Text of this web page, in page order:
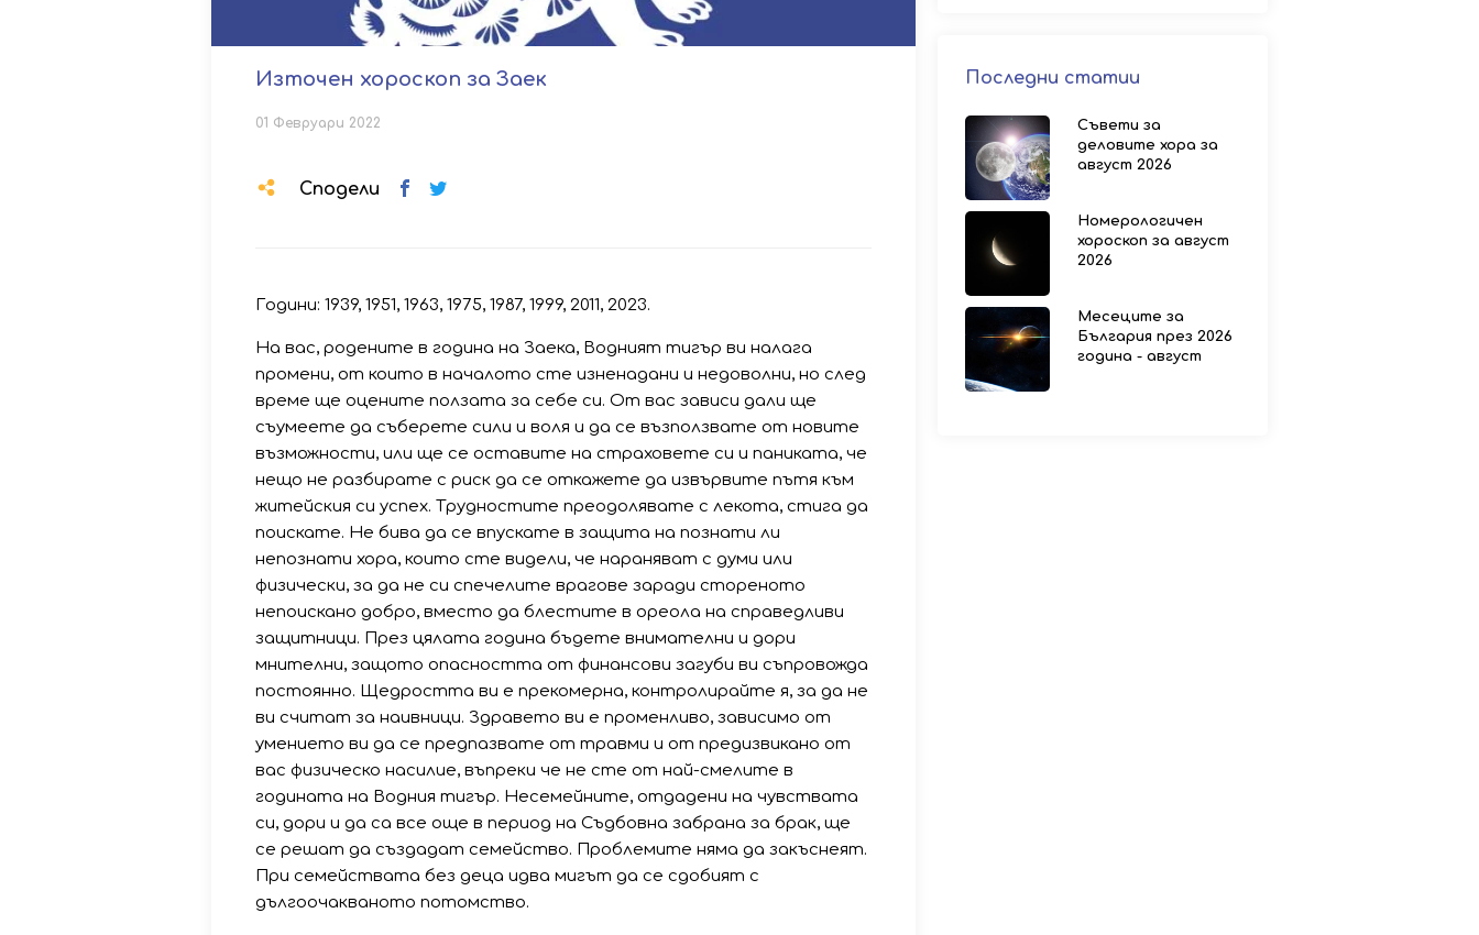
Източен хороскоп за Заек
01 Февруари 2022
Сподели
Години: 1939, 1951, 1963, 1975, 1987, 1999, 2011, 2023.
На вас, родените в година на Заека, Водният тигър ви налага
промени, от които в началото сте изненадани и недоволни, но след
време ще оцените ползата за себе си. От вас зависи дали ще
съумеете да съберете сили и воля и да се възползвате от новите
възможности, или ще се оставите на страховете си и паниката, че
нещо не разбирате с риск да се откажете да извървите пътя към
житейския си успех. Трудностите преодолявате с лекота, стига да
поискате. Не бива да се впускате в защита на познати ли
непознати хора, които сте видели, че нараняват с думи или
физически, за да не си спечелите врагове заради стореното
непоискано добро, вместо да блестите в ореола на справедливи
защитници. През цялата година бъдете внимателни и дори
мнителни, защото опасността от финансови загуби ви съпровожда
постоянно. Щедростта ви е прекомерна, контролирайте я, за да не
ви считат за наивници. Здравето ви е променливо, зависимо от
умението ви да се предпазвате от травми и от предизвикано от
вас физическо насилие, въпреки че не сте от най-смелите в
годината на Водния тигър. Несемейните, отдадени на чувствата
си, дори и да са все още в период на Съдбовна забрана за брак, ще
се решат да създадат семейство. Проблемите няма да закъснеят.
При семействата без деца идва мигът да се сдобият с
дългоочакваното потомство.
Последни статии
Съвети за
деловите хора за
август 2026
Номерологичен
хороскоп за август
2026
Месеците за
България през 2026
година - август